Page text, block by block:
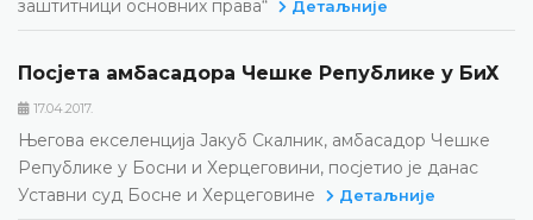
заштитници основних права“ Детаљније
Посјета амбасадора Чешке Републике у БиХ
17.04.2017.
Његова екселенција Јакуб Скалник, амбасадор Чешке
Републике у Босни и Херцеговини, посјетио је данас
Уставни суд Босне и Херцеговине
Детаљније